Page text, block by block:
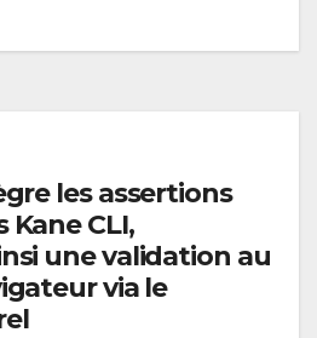
les assertions
Kane CLI,
une validation au
via le